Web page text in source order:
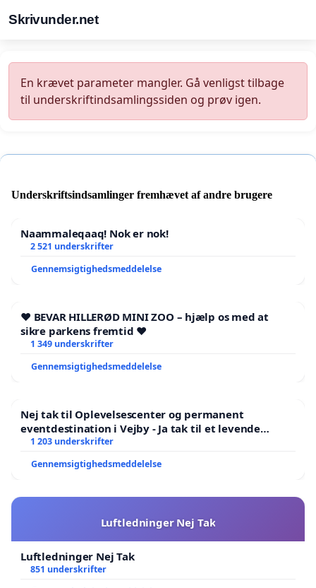
Skrivunder.net
En krævet parameter mangler. Gå venligst tilbage
til underskriftindsamlingssiden og prøv igen.
Underskriftsindsamlinger fremhævet af andre brugere
Naammaleqaaq! Nok er nok!
2 521 underskrifter
Gennemsigtighedsmeddelelse
❤️ BEVAR HILLERØD MINI ZOO – hjælp os med at
sikre parkens fremtid ❤️
1 349 underskrifter
Gennemsigtighedsmeddelelse
Nej tak til Oplevelsescenter og permanent
eventdestination i Vejby - Ja tak til et levende
lokalområde i balance
1 203 underskrifter
Gennemsigtighedsmeddelelse
Luftledninger Nej Tak
Luftledninger Nej Tak
851 underskrifter